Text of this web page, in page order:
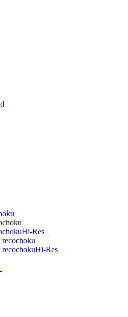
Hi-Res
Hi-Res